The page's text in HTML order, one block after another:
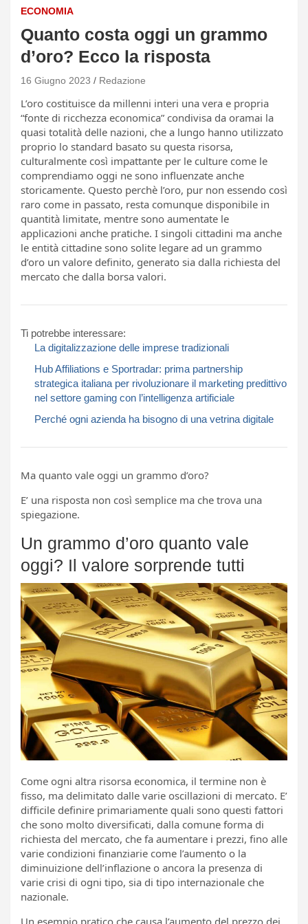
ECONOMIA
Quanto costa oggi un grammo
d’oro? Ecco la risposta
16 Giugno 2023 Redazione
L’oro costituisce da millenni interi una vera e propria
“fonte di ricchezza economica” condivisa da oramai la
quasi totalità delle nazioni, che a lungo hanno utilizzato
proprio lo standard basato su questa risorsa,
culturalmente così impattante per le culture come le
comprendiamo oggi ne sono influenzate anche
storicamente. Questo perchè l’oro, pur non essendo così
raro come in passato, resta comunque disponibile in
quantità limitate, mentre sono aumentate le
applicazioni anche pratiche. I singoli cittadini ma anche
le entità cittadine sono solite legare ad un grammo
d’oro un valore definito, generato sia dalla richiesta del
mercato che dalla borsa valori.
Ti potrebbe interessare:
La digitalizzazione delle imprese tradizionali
Hub Affiliations e Sportradar: prima partnership
strategica italiana per rivoluzionare il marketing predittivo
nel settore gaming con l’intelligenza artificiale
Perché ogni azienda ha bisogno di una vetrina digitale
Ma quanto vale oggi un grammo d’oro?
E’ una risposta non così semplice ma che trova una
spiegazione.
Un grammo d’oro quanto vale
oggi? Il valore sorprende tutti
Come ogni altra risorsa economica, il termine non è
fisso, ma delimitato dalle varie oscillazioni di mercato. E’
difficile definire primariamente quali sono questi fattori
che sono molto diversificati, dalla comune forma di
richiesta del mercato, che fa aumentare i prezzi, fino alle
varie condizioni finanziarie come l’aumento o la
diminuizione dell’inflazione o ancora la presenza di
varie crisi di ogni tipo, sia di tipo internazionale che
nazionale.